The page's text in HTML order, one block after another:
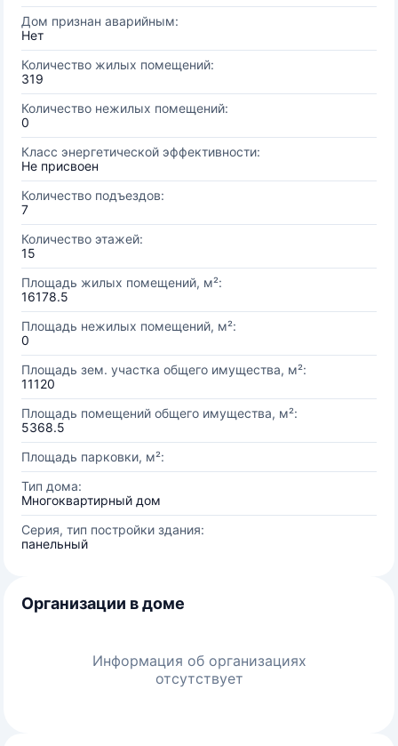
Дом признан аварийным:
Нет
Количество жилых помещений:
319
Количество нежилых помещений:
0
Класс энергетической эффективности:
Не присвоен
Количество подъездов:
7
Количество этажей:
15
Площадь жилых помещений, м²:
16178.5
Площадь нежилых помещений, м²:
0
Площадь зем. участка общего имущества, м²:
11120
Площадь помещений общего имущества, м²:
5368.5
Площадь парковки, м²:
Тип дома:
Многоквартирный дом
Серия, тип постройки здания:
панельный
Организации в доме
Информация об организациях
отсутствует